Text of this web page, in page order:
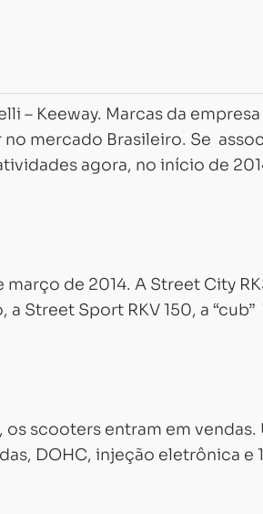
– Keeway. Marcas da empresa
mercado Brasileiro. Se
agora, no início de
de 2014. A Street City
Street Sport RKV 150, a “cub”
scooters entram em vendas.
DOHC, injeção eletrônica e